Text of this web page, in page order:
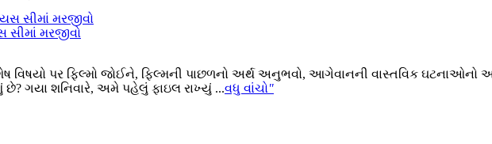
સીમાં મરજીવો
વિષયો પર ફિલ્મો જોઈને, ફિલ્મની પાછળનો અર્થ અનુભવો, આગેવાનની વાસ્તવિક ઘટનાઓનો
ગયા શનિવારે, અમે પહેલું ફાઇલ રાખ્યું ...વધુ વાંચો"